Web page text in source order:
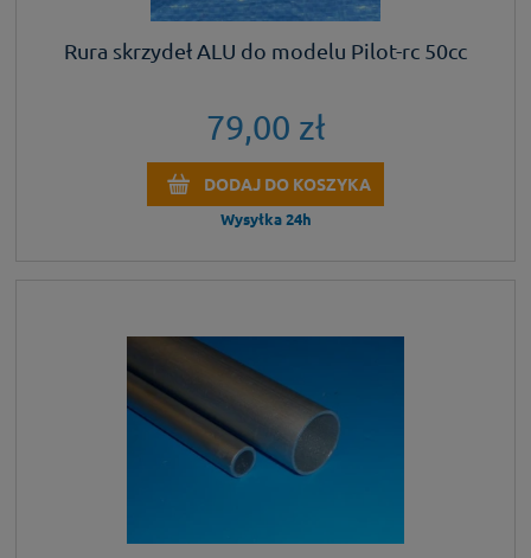
Rura skrzydeł ALU do modelu Pilot-rc 50cc
79,00 zł
DODAJ DO KOSZYKA
Wysyłka 24h